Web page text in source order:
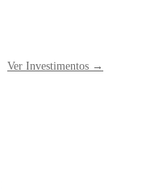
Ver Investimentos →